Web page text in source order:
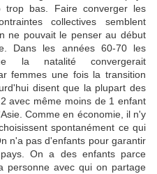
trop bas. Faire converger les
collectives semblent
ne pouvait le penser au début
Dans les années 60-70 les
la natalité convergerait
femmes une fois la transition
disent que la plupart des
avec même moins de 1 enfant
Comme en économie, il n'y
spontanément ce qui
n'a pas d'enfants pour garantir
On a des enfants parce
personne avec qui on partage